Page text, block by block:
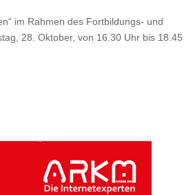
im Rahmen des Fortbildungs- und
28. Oktober, von 16.30 Uhr bis 18.45